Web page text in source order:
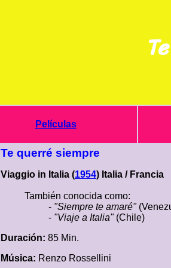
Películas
Te querré siempre
Viaggio in Italia (1954) Italia / Francia
También conocida como:
- "Siempre te amaré"
- "Viaje a Italia"(Chile)
Duración: 85 Min.
Música: Renzo Rossellini